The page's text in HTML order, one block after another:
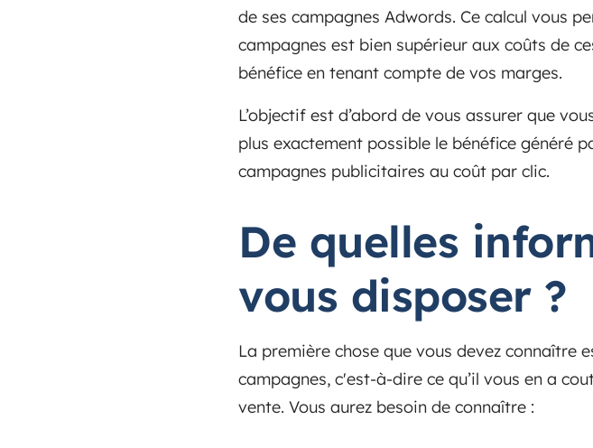
de ses campagnes Adwords. Ce calcul vous
campagnes est bien supérieur aux coûts de
bénéfice en tenant compte de vos marges.
L’objectif est d’abord de vous assurer que
plus exactement possible le bénéfice généré
campagnes publicitaires au coût par clic.
De quelles
vous disposer ?
La première chose que vous devez connaître
campagnes, c'est-à-dire ce qu’il vous en a
vente. Vous aurez besoin de connaître :